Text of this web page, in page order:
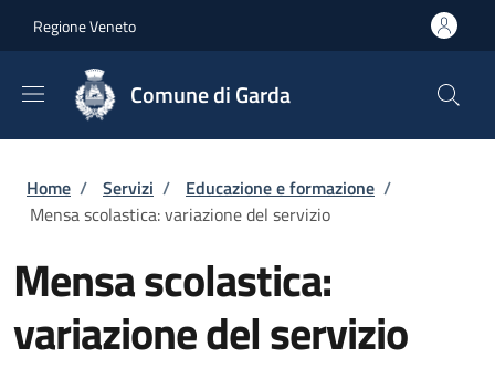
Regione Veneto
Comune di Garda
Briciole di pane
Home / Servizi / Educazione e formazione /
Mensa scolastica: variazione del servizio
Mensa scolastica:
variazione del servizio